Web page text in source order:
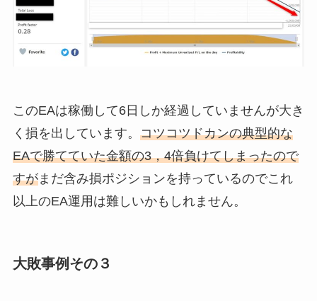
このEAは稼働して6日しか経過していませんが大き
く損を出しています。 コツコツドカンの典型的な
EAで勝てていた金額の3，4倍負けてしまったので
すがまだ含み損ポジションを持っているのでこれ
以上のEA運用は難しいかもしれません。
大敗事例その３